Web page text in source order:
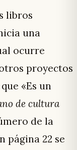
libros
una
ocurre
proyectos
«Es un
de cultura
de la
página 22 se